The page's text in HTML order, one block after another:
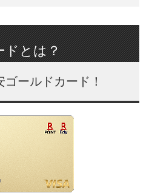
ドとは？
ールドカード！